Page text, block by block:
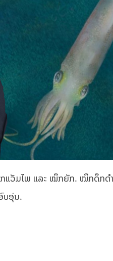
ແວັມໄພ ແລະ ໝຶກຍັກ.​ ໝຶກດຶກ
ບອຸ່ນ.